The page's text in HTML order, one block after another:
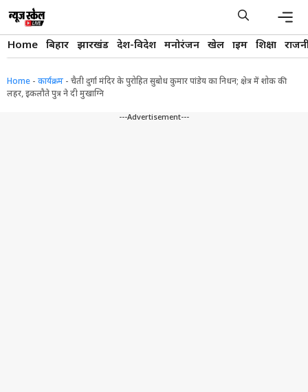
content
Home बिहार झारखंड देश-विदेश मनोरंजन खेल क्राइम शिक्षा
Home - कार्यक्रम - चैती दुर्गा मंदिर के पुरोहित सुबोध कुमार पांडेय का निधन; क्षेत्र में शोक की
लहर, इकलौते पुत्र ने दी मुखाग्नि
---Advertisement---